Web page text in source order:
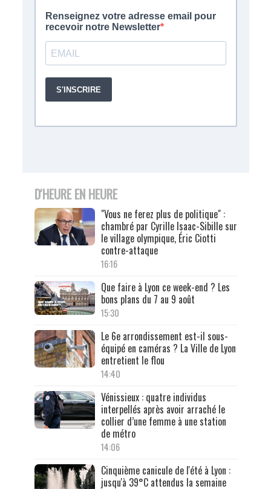
D'HEURE EN HEURE
"Vous ne ferez plus de politique" :
chambré par Cyrille Isaac-Sibille sur
le village olympique, Éric Ciotti
contre-attaque
16:16
Que faire à Lyon ce week-end ? Les
bons plans du 7 au 9 août
15:30
Le 6e arrondissement est-il sous-
équipé en caméras ? La Ville de Lyon
entretient le flou
14:40
Vénissieux : quatre individus
interpellés après avoir arraché le
collier d’une femme à une station
de métro
14:06
Cinquième canicule de l'été à Lyon :
jusqu'à 39°C attendus la semaine